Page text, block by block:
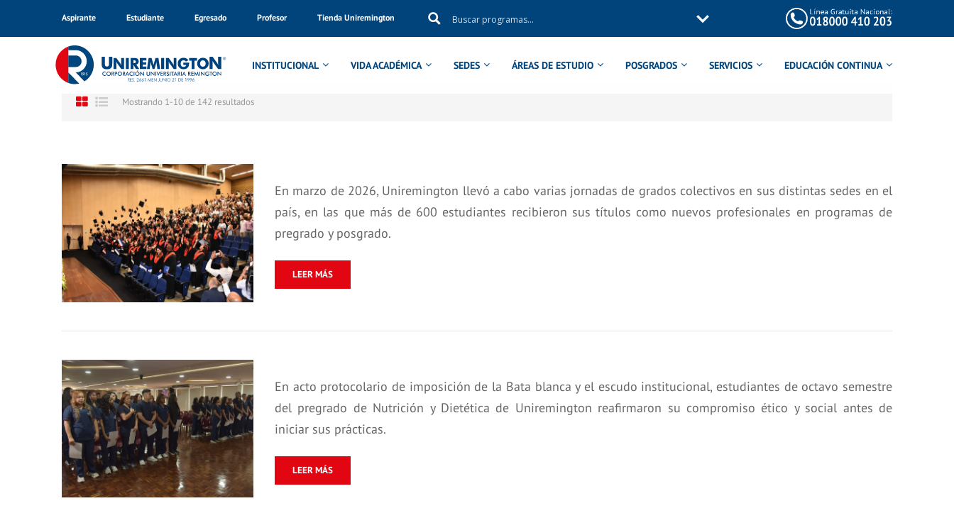
Aspirante Estudiante Egresado Profesor Tienda Uniremington
INSTITUCIONAL VIDA ACADÉMICA SEDES ÁREAS DE ESTUDIO POSGRADOS SERVICIOS EDUCACIÓN CONTINUA
Inicio
Mostrando 1-10 de 142 resultados
En marzo de 2026, Uniremington llevó a cabo varias jornadas de grados colectivos en sus distintas sedes en el
país, en las que más de 600 estudiantes recibieron sus títulos como nuevos profesionales en programas de
pregrado y posgrado.
LEER MÁS
En acto protocolario de imposición de la Bata blanca y el escudo institucional, estudiantes de octavo semestre
del pregrado de Nutrición y Dietética de Uniremington reafirmaron su compromiso ético y social antes de
iniciar sus prácticas.
LEER MÁS